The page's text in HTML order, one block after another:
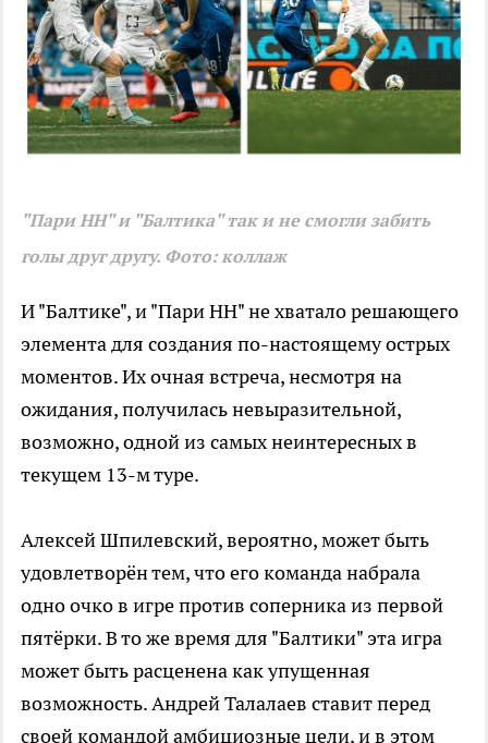
"Пари НН" и "Балтика" так и не смогли забить
голы друг другу. Фото: коллаж
И "Балтике", и "Пари НН" не хватало решающего
элемента для создания по-настоящему острых
моментов. Их очная встреча, несмотря на
ожидания, получилась невыразительной,
возможно, одной из самых неинтересных в
текущем 13-м туре.
Алексей Шпилевский, вероятно, может быть
удовлетворён тем, что его команда набрала
одно очко в игре против соперника из первой
пятёрки. В то же время для "Балтики" эта игра
может быть расценена как упущенная
возможность. Андрей Талалаев ставит перед
своей командой амбициозные цели, и в этом